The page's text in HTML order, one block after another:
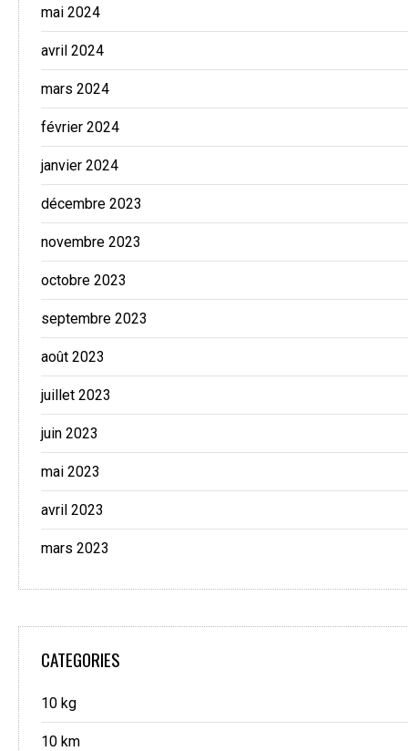
mai 2024
avril 2024
mars 2024
février 2024
janvier 2024
décembre 2023
novembre 2023
octobre 2023
septembre 2023
août 2023
juillet 2023
juin 2023
mai 2023
avril 2023
mars 2023
CATEGORIES
10 kg
10 km